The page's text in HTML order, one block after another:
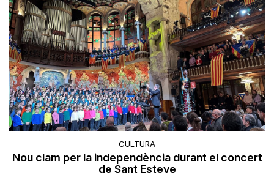
CULTURA
Nou clam per la independència durant el concert
de Sant Esteve